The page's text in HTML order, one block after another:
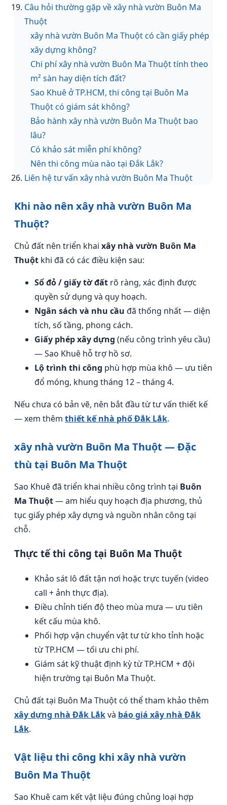
Câu hỏi thường gặp về xây nhà vườn Buôn Ma
Thuột
xây nhà vườn Buôn Ma Thuột có cần giấy phép
xây dựng không?
Chi phí xây nhà vườn Buôn Ma Thuột tính theo
m² sàn hay diện tích đất?
Sao Khuê ở TP.HCM, thi công tại Buôn Ma
Thuột có giám sát không?
Bảo hành xây nhà vườn Buôn Ma Thuột bao
lâu?
Có khảo sát miễn phí không?
Nên thi công mùa nào tại Đắk Lắk?
Liên hệ tư vấn xây nhà vườn Buôn Ma Thuột
Khi nào nên xây nhà vườn Buôn Ma
Thuột?
Chủ đất nên triển khai xây nhà vườn Buôn Ma
Thuột khi đã có các điều kiện sau:
Sổ đỏ / giấy tờ đất rõ ràng, xác định được
quyền sử dụng và quy hoạch.
Ngân sách và nhu cầu đã thống nhất — diện
tích, số tầng, phong cách.
Giấy phép xây dựng (nếu công trình yêu cầu)
— Sao Khuê hỗ trợ hồ sơ.
Lộ trình thi công phù hợp mùa khô — ưu tiên
đổ móng, khung tháng 12 – tháng 4.
Nếu chưa có bản vẽ, nên bắt đầu từ tư vấn thiết kế
— xem thêm thiết kế nhà phố Đắk Lắk.
xây nhà vườn Buôn Ma Thuột — Đặc
thù tại Buôn Ma Thuột
Sao Khuê đã triển khai nhiều công trình tại Buôn
Ma Thuột— am hiểu quy hoạch địa phương, thủ
tục giấy phép xây dựng và nguồn nhân công tại
chỗ.
Thực tế thi công tại Buôn Ma Thuột
Khảo sát lô đất tận nơi hoặc trực tuyến (video
call + ảnh thực địa).
Điều chỉnh tiến độ theo mùa mưa — ưu tiên
kết cấu mùa khô.
Phối hợp vận chuyển vật tư từ kho tỉnh hoặc
từ TP.HCM — tối ưu chi phí.
Giám sát kỹ thuật định kỳ từ TP.HCM + đội
hiện trường tại Buôn Ma Thuột.
Chủ đất tại Buôn Ma Thuột có thể tham khảo thêm
xây dựng nhà Đắk Lắkvà báo giá xây nhà Đắk
Lắk.
Vật liệu thi công khi xây nhà vườn
Buôn Ma Thuột
Sao Khuê cam kết vật liệu đúng chủng loại hợp